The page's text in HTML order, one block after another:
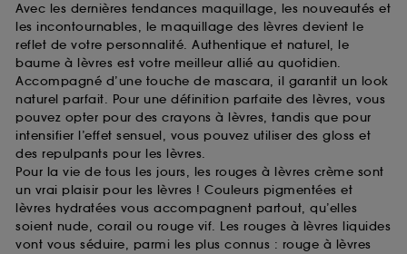
Avec les dernières tendances maquillage, les nouveautés et
les incontournables, le maquillage des lèvres devient le
reflet de votre personnalité. Authentique et naturel, le
baume à lèvres est votre meilleur allié au quotidien.
Accompagné d’une touche de mascara, il garantit un look
naturel parfait. Pour une définition parfaite des lèvres, vous
pouvez opter pour des crayons à lèvres, tandis que pour
intensifier l’effet sensuel, vous pouvez utiliser des gloss et
des repulpants pour les lèvres.
Pour la vie de tous les jours, les rouges à lèvres crème sont
un vrai plaisir pour les lèvres ! Couleurs pigmentées et
lèvres hydratées vous accompagnent partout, qu’elles
soient nude, corail ou rouge vif. Les rouges à lèvres liquides
vont vous séduire, parmi les plus connus : rouge à lèvres